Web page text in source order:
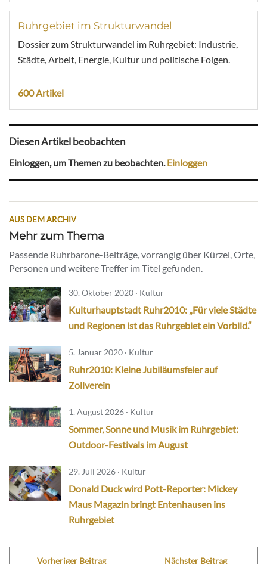
Ruhrgebiet im Strukturwandel
Dossier zum Strukturwandel im Ruhrgebiet: Industrie,
Städte, Arbeit, Energie, Kultur und politische Folgen.
600 Artikel
Diesen Artikel beobachten
Einloggen, um Themen zu beobachten.Einloggen
AUS DEM ARCHIV
Mehr zum Thema
Passende Ruhrbarone-Beiträge, vorrangig über Kürzel, Orte,
Personen und weitere Treffer im Titel gefunden.
30. Oktober 2020 · Kultur
Kulturhauptstadt Ruhr2010: „Für viele Städte
und Regionen ist das Ruhrgebiet ein Vorbild.“
5. Januar 2020 · Kultur
Ruhr2010: Kleine Jubiläumsfeier auf
Zollverein
1. August 2026 · Kultur
Sommer, Sonne und Musik im Ruhrgebiet:
Outdoor-Festivals im August
29. Juli 2026 · Kultur
Donald Duck wird Pott-Reporter: Mickey
Maus Magazin bringt Entenhausen ins
Ruhrgebiet
Vorheriger Beitrag Nächster Beitrag